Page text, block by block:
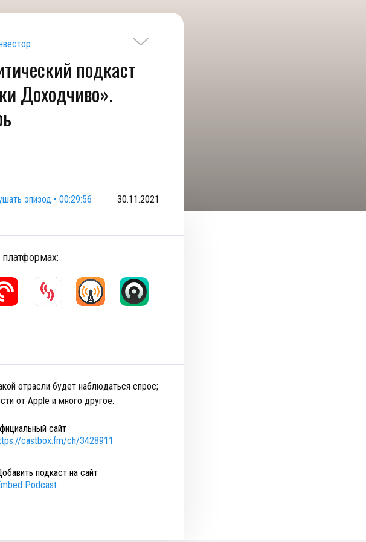
подкаст
Доходчиво».
эпизод • 00:29:56 30.11.2021
отрасли будет наблюдаться спрос;
от Apple и много другое.
сайт
castbox.fm/ch/3428911
подкаст на сайт
Podcast